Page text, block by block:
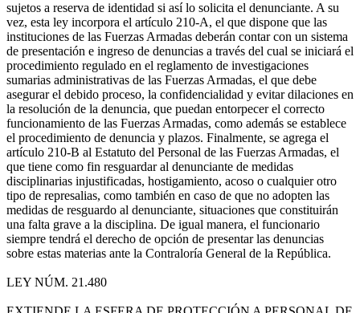
sujetos a reserva de identidad si así lo solicita el denunciante. A su
vez, esta ley incorpora el artículo 210-A, el que dispone que las
instituciones de las Fuerzas Armadas deberán contar con un sistema
de presentación e ingreso de denuncias a través del cual se iniciará el
procedimiento regulado en el reglamento de investigaciones
sumarias administrativas de las Fuerzas Armadas, el que debe
asegurar el debido proceso, la confidencialidad y evitar dilaciones en
la resolución de la denuncia, que puedan entorpecer el correcto
funcionamiento de las Fuerzas Armadas, como además se establece
el procedimiento de denuncia y plazos. Finalmente, se agrega el
artículo 210-B al Estatuto del Personal de las Fuerzas Armadas, el
que tiene como fin resguardar al denunciante de medidas
disciplinarias injustificadas, hostigamiento, acoso o cualquier otro
tipo de represalias, como también en caso de que no adopten las
medidas de resguardo al denunciante, situaciones que constituirán
una falta grave a la disciplina. De igual manera, el funcionario
siempre tendrá el derecho de opción de presentar las denuncias
sobre estas materias ante la Contraloría General de la República.
LEY NÚM. 21.480